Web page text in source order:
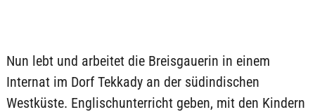
Nun lebt und arbeitet die Breisgauerin in einem
Internat im Dorf Tekkady an der südindischen
Westküste. Englischunterricht geben, mit den Kindern